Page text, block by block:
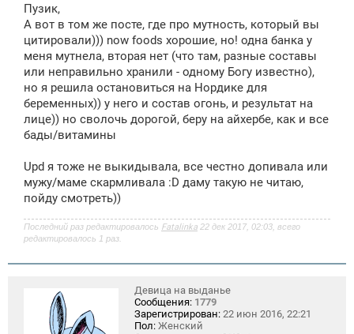
б
щ
н
и
Пузик,
А вот в том же посте, где про мутность, который вы
цитировали))) now foods хорошие, но! одна банка у
меня мутнела, вторая нет (что там, разные составы
или неправильно хранили - одному Богу известно),
но я решила остановиться на Нордике для
беременных)) у него и состав огонь, и результат на
лице)) но сволочь дорогой, беру на айхербе, как и все
бады/витамины
Upd я тоже не выкидывала, все честно допивала или
мужу/маме скармливала :D даму такую не читаю,
пойду смотреть))
Последний раз редактировалось Fatalinka 22 дек 2017, 02:03, всего
редактировалось 1 раз.
Девица на выданье
Сообщения: 1779
Зарегистрирован: 22 июн 2016, 22:21
Пол: Женский